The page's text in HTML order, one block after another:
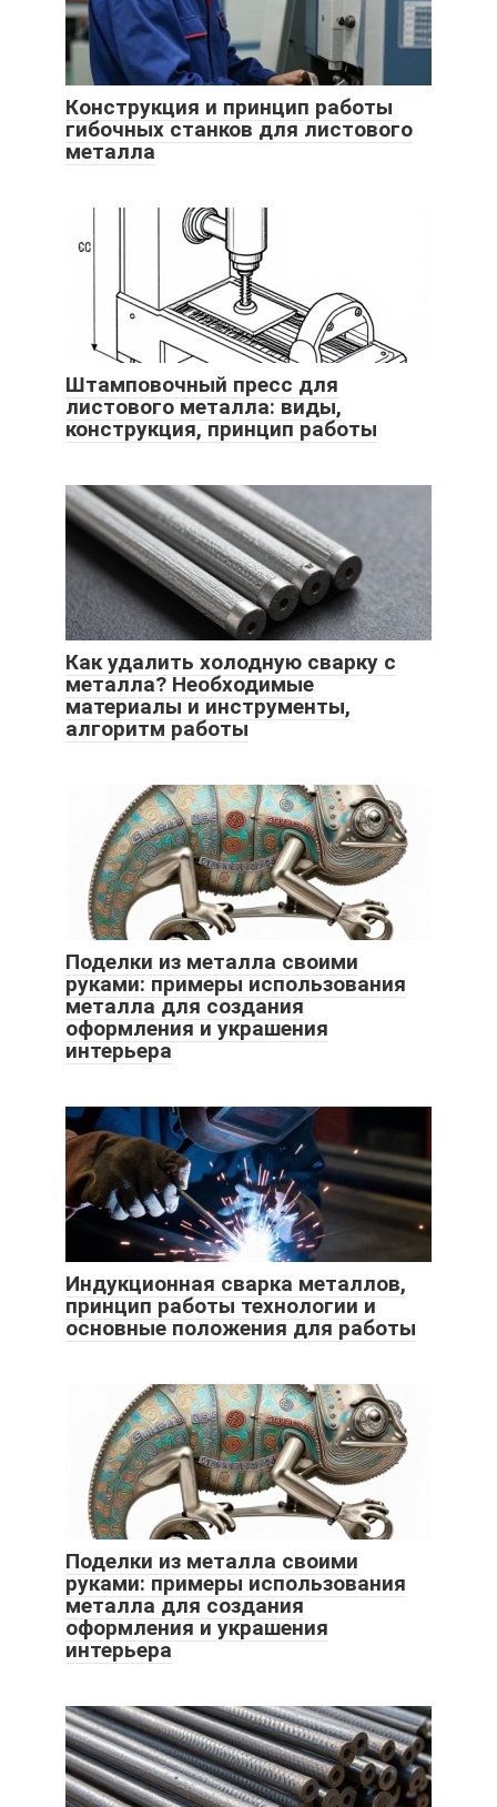
Конструкция и принцип работы
гибочных станков для листового
металла
Штамповочный пресс для
листового металла: виды,
конструкция, принцип работы
Как удалить холодную сварку с
металла? Необходимые
материалы и инструменты,
алгоритм работы
Поделки из металла своими
руками: примеры использования
металла для создания
оформления и украшения
интерьера
Индукционная сварка металлов,
принцип работы технологии и
основные положения для работы
Поделки из металла своими
руками: примеры использования
металла для создания
оформления и украшения
интерьера